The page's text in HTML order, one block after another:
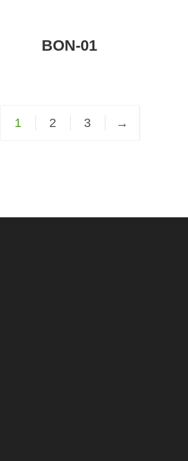
BON-01
1 2 3 →